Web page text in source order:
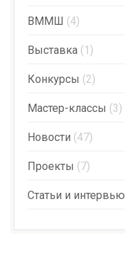
ВММШ (4)
Выставка (1)
Конкурсы (2)
Мастер-классы (3)
Новости (47)
Проекты (7)
Статьи и интервью